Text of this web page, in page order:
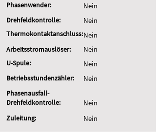
Phasenwender: Nein
Drehfeldkontrolle: Nein
Thermokontaktanschluss:Nein
Arbeitsstromauslöser:
U-Spule:
Nein
Nein
Betriebsstundenzähler: Nein
Phasenausfall-
Drehfeldkontrolle:
Nein
Zuleitung: Nein